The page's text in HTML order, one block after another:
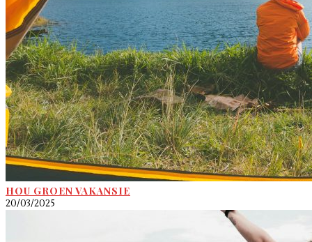
HOU GROEN VAKANSIE
20/03/2025